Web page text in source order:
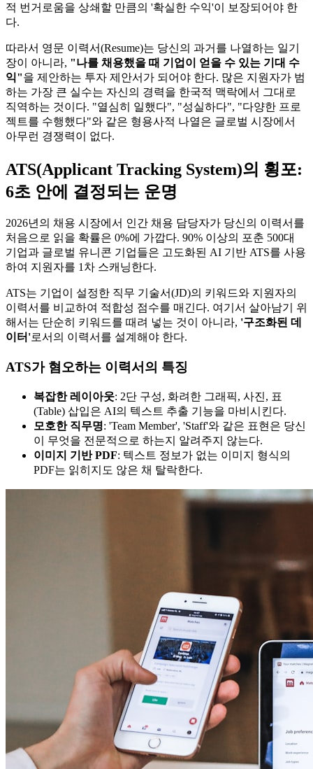
적 번거로움을 상쇄할 만큼의 '확실한 수익'이 보장되어야 한
다.
따라서 영문 이력서(Resume)는 당신의 과거를 나열하는 일기
장이 아니라, "나를 채용했을 때 기업이 얻을 수 있는 기대 수
익"​을 제안하는 투자 제안서가 되어야 한다. 많은 지원자가 범
하는 가장 큰 실수는 자신의 경력을 한국적 맥락에서 그대로
직역하는 것이다. "열심히 일했다", "성실하다", "다양한 프로
젝트를 수행했다"와 같은 형용사적 나열은 글로벌 시장에서
아무런 경쟁력이 없다.
ATS(Applicant Tracking System)의 횡포:
6초 안에 결정되는 운명
2026년의 채용 시장에서 인간 채용 담당자가 당신의 이력서를
처음으로 읽을 확률은 0%에 가깝다. 90% 이상의 포춘 500대
기업과 글로벌 유니콘 기업들은 고도화된 AI 기반 ATS를 사용
하여 지원자를 1차 스캐닝한다.
ATS는 기업이 설정한 직무 기술서(JD)의 키워드와 지원자의
이력서를 비교하여 적합성 점수를 매긴다. 여기서 살아남기 위
해서는 단순히 키워드를 때려 넣는 것이 아니라, '구조화된 데
이터'​로서의 이력서를 설계해야 한다.
ATS가 혐오하는 이력서의 특징
복잡한 레이아웃: 2단 구성, 화려한 그래픽, 사진, 표
(Table) 삽입은 AI의 텍스트 추출 기능을 마비시킨다.
모호한 직무명: 'Team Member', 'Staff'와 같은 표현은 당신
이 무엇을 전문적으로 하는지 알려주지 않는다.
이미지 기반 PDF: 텍스트 정보가 없는 이미지 형식의
PDF는 읽히지도 않은 채 탈락한다.